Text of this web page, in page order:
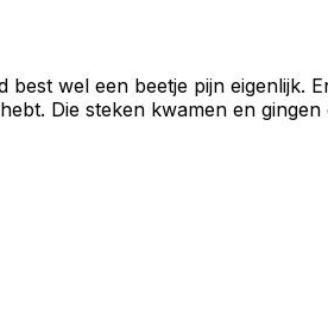
wel een beetje pijn eigenlijk.
Die steken kwamen en